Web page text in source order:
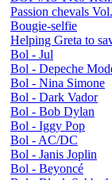
Passion chevals
Bougie-selfie
Helping Greta to
Bol - Jul
Bol - Depeche
Bol - Nina Simone
Bol - Dark Vador
Bol - Bob Dylan
Bol - Iggy Pop
Bol - AC/DC
Bol - Janis Joplin
Bol - Beyoncé